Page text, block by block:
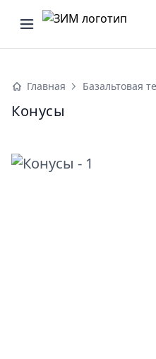
Открыть меню
меню
Главная Базальтовая
Конусы